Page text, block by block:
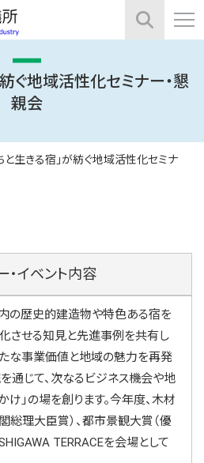
紡ぐ地域活性化セミナー・懇
親会
と生きる宿」が紡ぐ地域活性化セミナ
・イベント内容
の歴史的建造物や特色ある宿を
させる知見と先進事例を共有し
たな事業価値と地域の魅力を再発
通じて、次なるビジネス機会や地
け」の場を創ります。今年度、木材
総理大臣賞）、都市景観大賞（優
TERRACEを会場として